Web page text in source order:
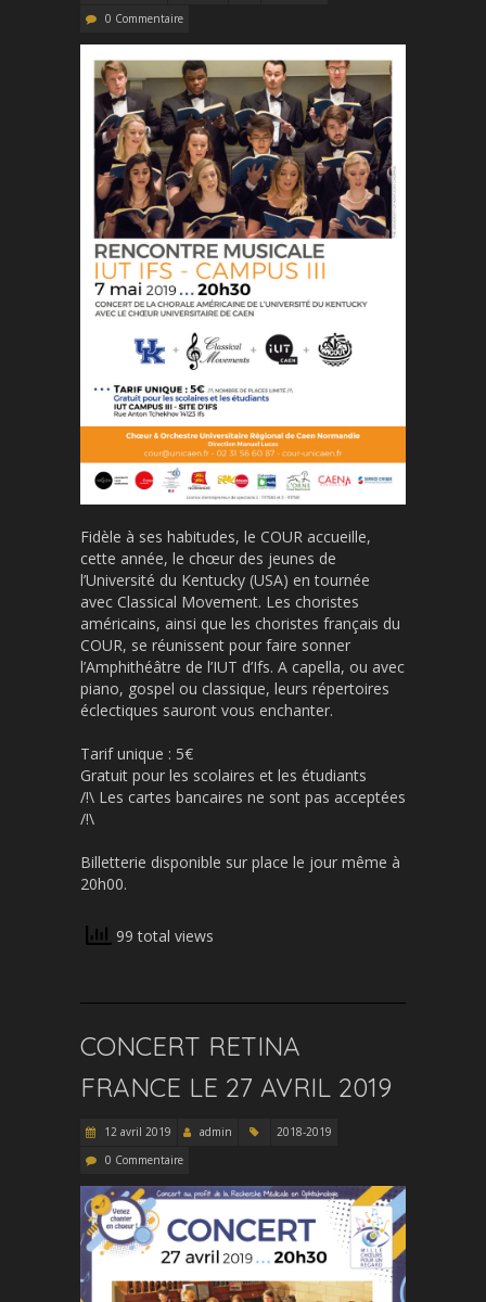
0 Commentaire
Fidèle à ses habitudes, le COUR accueille,
cette année, le chœur des jeunes de
l’Université du Kentucky (USA) en tournée
avec Classical Movement. Les choristes
américains, ainsi que les choristes français du
COUR, se réunissent pour faire sonner
l’Amphithéâtre de l’IUT d’Ifs. A capella, ou avec
piano, gospel ou classique, leurs répertoires
éclectiques sauront vous enchanter.
Tarif unique : 5€
Gratuit pour les scolaires et les étudiants
/!\ Les cartes bancaires ne sont pas acceptées
/!\
Billetterie disponible sur place le jour même à
20h00.
99 total views
CONCERT RETINA
FRANCE LE 27 AVRIL 2019
12 avril 2019 admin
2018-2019
0 Commentaire